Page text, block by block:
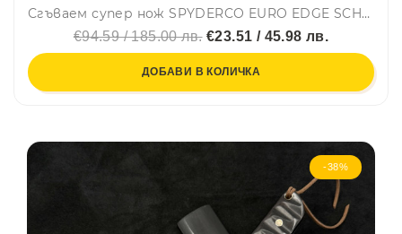
Сгъваем супер нож SPYDERCO EURO EDGE SCHEMPP, стомана CPM S30V, дръжка G-10, подаръчна кутия
€94.59 / 185.00 лв.€23.51 / 45.98 лв.
ДОБАВИ В КОЛИЧКА
-38%